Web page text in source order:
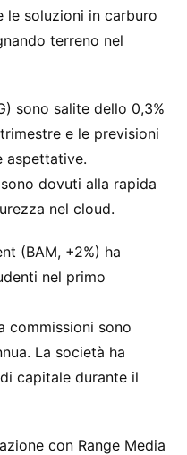
soluzioni in carburo
terreno nel
sono salite dello 0,3%
e le previsioni
aspettative.
dovuti alla rapida
nel cloud.
(BAM, +2%) ha
nel primo
commissioni sono
La società ha
capitale durante il
con Range Media